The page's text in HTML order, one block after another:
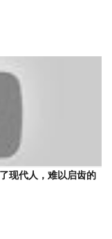
现代人，难以启齿的